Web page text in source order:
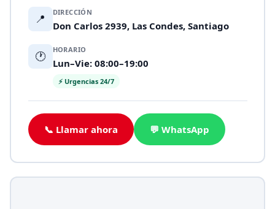
📍 DIRECCIÓN
Don Carlos 2939, Las Condes, Santiago
🕐 HORARIO
Lun–Vie: 08:00–19:00
⚡ Urgencias 24/7
📞 Llamar ahora 💬 WhatsApp